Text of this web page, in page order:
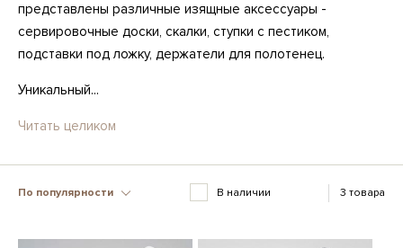
представлены различные изящные аксессуары -
сервировочные доски, скалки, ступки с пестиком,
подставки под ложку, держатели для полотенец.
Уникальный...
Читать целиком
По популярности В наличии 3 товара